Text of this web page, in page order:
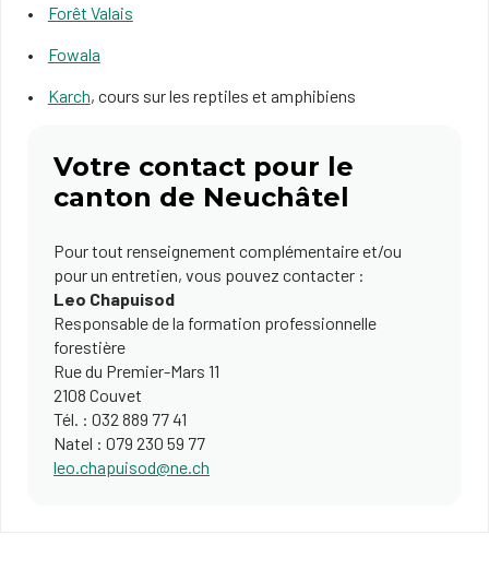
Forêt Valais
Fowala
Karch, cours sur les reptiles et amphibiens
Votre contact pour le
canton de Neuchâtel
Pour tout renseignement complémentaire et/ou
pour un entretien, vous pouvez contacter :
Leo Chapuisod
Responsable de la formation professionnelle
forestière
Rue du Premier-Mars 11
2​108 Couvet
Tél. ​: 032 889 77 41
Natel : 079 230 59 77
leo.chapuisod@ne.ch​